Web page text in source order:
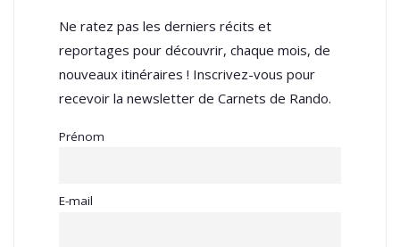
Ne ratez pas les derniers récits et
reportages pour découvrir, chaque mois, de
nouveaux itinéraires ! Inscrivez-vous pour
recevoir la newsletter de Carnets de Rando.
Prénom
E-mail